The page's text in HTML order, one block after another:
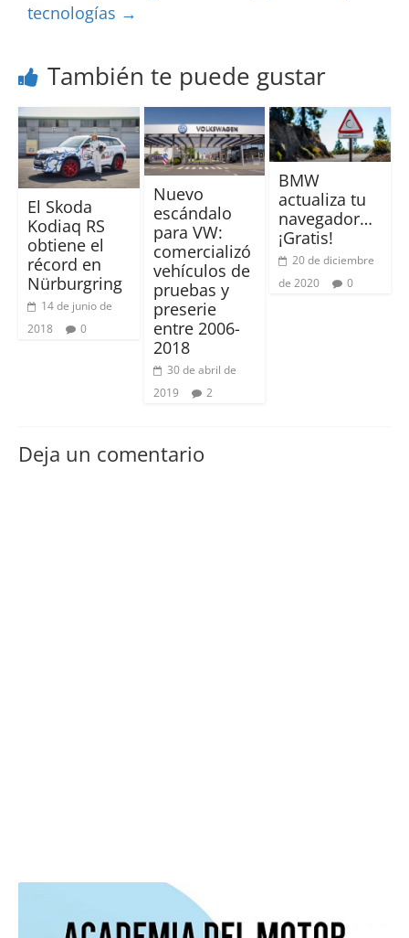
tecnologías →
También te puede gustar
El Skoda
Kodiaq RS
obtiene el
récord en
Nürburgring
14 de junio de
2018
0
Nuevo
escándalo
para VW:
comercializó
vehículos de
pruebas y
preserie
entre 2006-
2018
30 de abril de
2019
2
BMW
actualiza tu
navegador…
¡Gratis!
20 de diciembre
de 2020
0
Deja un comentario